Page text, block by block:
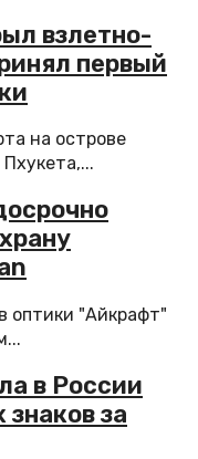
взлетно-
первый
на острове
оптики "Айкрафт"
в России
за